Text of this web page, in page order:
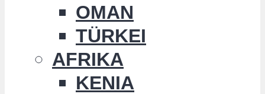
OMAN
TÜRKEI
AFRIKA
KENIA